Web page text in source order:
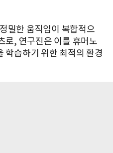
밀한 움직임이 복합적으
로, 연구진은 이를 휴머노
학습하기 위한 최적의 환경